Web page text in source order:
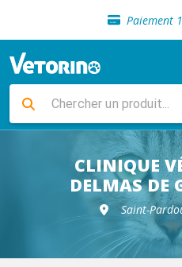
Paiement
Livraison gratuite
Sélection de
Livraison gratuite
Retour
Sélection de
CLINIQUE
DELMAS DE
Saint-